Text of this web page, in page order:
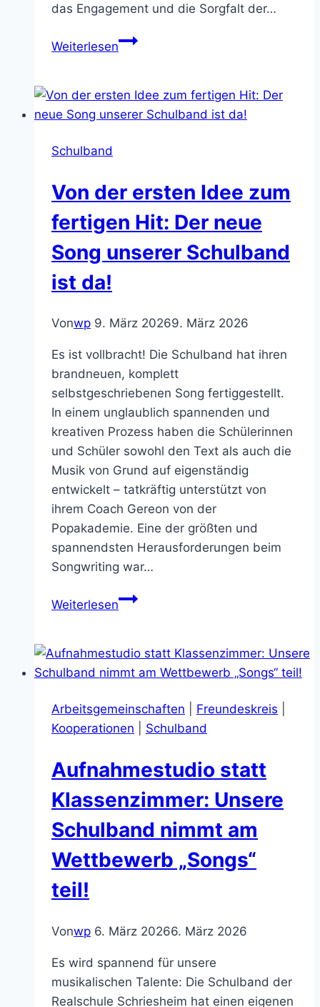
das Engagement und die Sorgfalt der…
WeiterlesenSchulwein
Schulband
Von der ersten Idee zum
fertigen Hit: Der neue
Song unserer Schulband
ist da!
Vonwp 9. März 20269. März 2026
Es ist vollbracht! Die Schulband hat ihren
brandneuen, komplett
selbstgeschriebenen Song fertiggestellt.
In einem unglaublich spannenden und
kreativen Prozess haben die Schülerinnen
und Schüler sowohl den Text als auch die
Musik von Grund auf eigenständig
entwickelt – tatkräftig unterstützt von
ihrem Coach Gereon von der
Popakademie. Eine der größten und
spannendsten Herausforderungen beim
Songwriting war…
WeiterlesenVon
Idee
zum
Hit:
Der
Song
unserer
Schulband
ist
Arbeitsgemeinschaften Freundeskreis
Kooperationen
Schulband
Aufnahmestudio statt
Klassenzimmer: Unsere
Schulband nimmt am
Wettbewerb „Songs“
teil!
Vonwp 6. März 20266. März 2026
Es wird spannend für unsere
musikalischen Talente: Die Schulband der
Realschule Schriesheim hat einen eigenen